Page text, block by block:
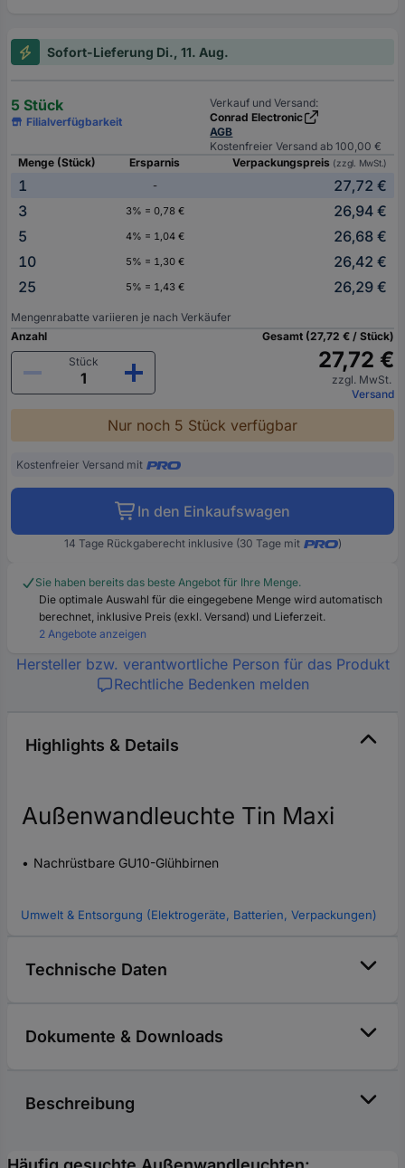
Sofort-Lieferung Di., 11. Aug.
5 Stück
Filialverfügbarkeit
Verkauf und Versand:
Conrad Electronic
AGB
Kostenfreier Versand ab 100,00 €
Menge (Stück)
Ersparnis Verpackungspreis (zzgl. MwSt.)
1 -
27,72 €
3
3% = 0,78 €
26,94 €
5
4% = 1,04 €
26,68 €
10
5% = 1,30 €
26,42 €
25
5% = 1,43 € 26,29 €
Mengenrabatte variieren je nach Verkäufer
Anzahl
Stück
Gesamt (27,72 € / Stück)
27,72 €
zzgl. MwSt.
Versand
Nur noch 5 Stück verfügbar
Kostenfreier Versand mit
In den Einkaufswagen
14 Tage Rückgaberecht inklusive (30 Tage mit )
Sie haben bereits das beste Angebot für Ihre Menge.
Die optimale Auswahl für die eingegebene Menge wird automatisch
berechnet, inklusive Preis (exkl. Versand) und Lieferzeit.
2 Angebote anzeigen
Hersteller bzw. verantwortliche Person für das Produkt
Rechtliche Bedenken melden
Highlights & Details
Außenwandleuchte Tin Maxi
Nachrüstbare GU10-Glühbirnen
Umwelt & Entsorgung (Elektrogeräte, Batterien, Verpackungen)
Technische Daten
Dokumente & Downloads
Beschreibung